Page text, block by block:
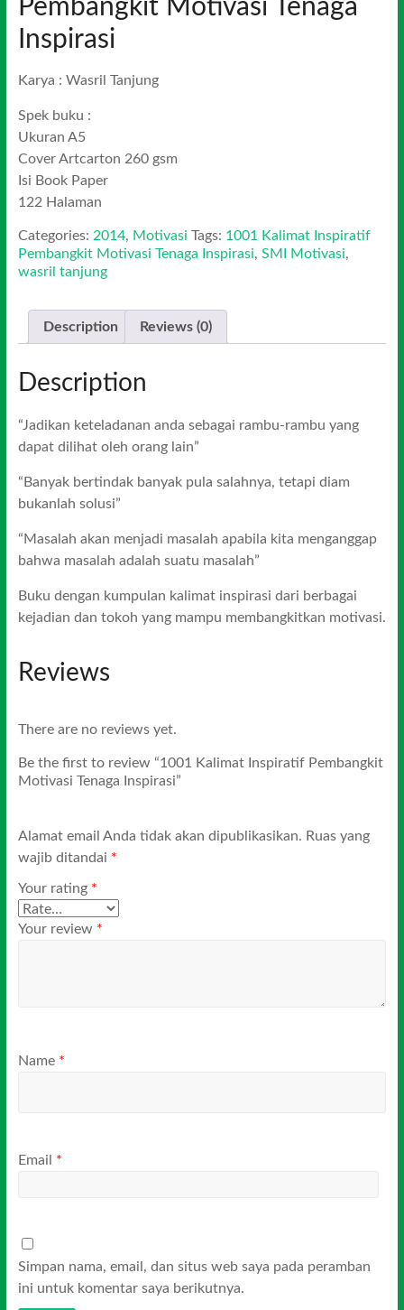
Pembangkit Motivasi Tenaga
Inspirasi
Karya : Wasril Tanjung
Spek buku :
Ukuran A5
Cover Artcarton 260 gsm
Isi Book Paper
122 Halaman
Categories: 2014, Motivasi Tags: 1001 Kalimat Inspiratif
Pembangkit Motivasi Tenaga Inspirasi, SMI Motivasi,
wasril tanjung
Description Reviews (0)
Description
“Jadikan keteladanan anda sebagai rambu-rambu yang
dapat dilihat oleh orang lain”
“Banyak bertindak banyak pula salahnya, tetapi diam
bukanlah solusi”
“Masalah akan menjadi masalah apabila kita menganggap
bahwa masalah adalah suatu masalah”
Buku dengan kumpulan kalimat inspirasi dari berbagai
kejadian dan tokoh yang mampu membangkitkan motivasi.
Reviews
There are no reviews yet.
Be the first to review “1001 Kalimat Inspiratif Pembangkit
Motivasi Tenaga Inspirasi”
Alamat email Anda tidak akan dipublikasikan. Ruas yang
wajib ditandai *
Your rating *
Your review *
Name *
Email *
Simpan nama, email, dan situs web saya pada peramban
ini untuk komentar saya berikutnya.